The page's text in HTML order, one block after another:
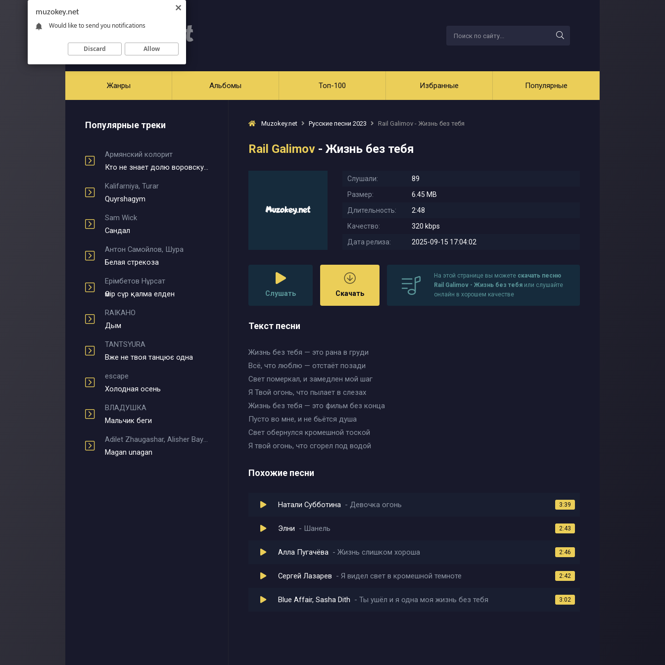
Жанры Альбомы Топ-100 Избранные Популярные
Популярные треки
Армянский колорит
Кто не знает долю воровскую
Kalifarniya, Turar
Quyrshagym
Sam Wick
Сандал
Антон Самойлов, Шура
Белая стрекоза
Ерімбетов Нұрсат
Өмір сүр қалма елден
RAIKAHO
Дым
TANTSYURA
Вже не твоя танцює одна
escape
Холодная осень
ВЛАДУШКА
Мальчик беги
Adilet Zhaugashar, Alisher Bayniyazov
Magan unagan
Muzokey.net Русские песни 2023 Rail Galimov - Жизнь без тебя
Rail Galimov - Жизнь без тебя
Слушали:
89
Размер:
6.45 MB
Длительность:
2:48
Качество:
320 kbps
Дата релиза:
2025-09-15 17:04:02
Слушать Скачать
На этой странице вы можете скачать песню
Rail Galimov - Жизнь без тебя или слушайте
онлайн в хорошем качестве
Текст песни
Жизнь без тебя — это рана в груди
Всё, что люблю — отстаёт позади
Свет померкал, и замедлен мой шаг
Я Твой огонь, что пылает в слезах
Жизнь без тебя — это фильм без конца
Пусто во мне, и не бьётся душа
Свет обернулся кромешной тоской
Я твой огонь, что сгорел под водой
Похожие песни
Натали Субботина Девочка огонь 3:39
Элни Шанель 2:43
Алла Пугачёва Жизнь слишком хороша 2:46
Сергей Лазарев Я видел свет в кромешной темноте 2:42
Blue Affair, Sasha Dith Ты ушёл и я одна моя жизнь без тебя 3:02
muzokey.net
Would like to send you notifications
Discard Allow